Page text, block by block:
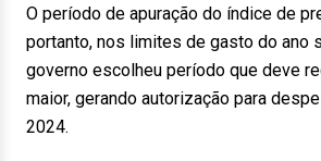
O período de apuração do índice de
portanto, nos limites de gasto do ano
governo escolheu período que deve
maior, gerando autorização para
2024.